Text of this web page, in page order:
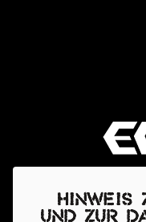
Hinweis
und zur